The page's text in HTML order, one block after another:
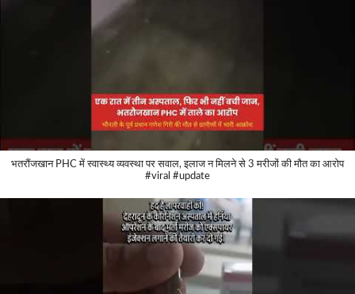
भतरौंजखान PHC में स्वास्थ्य व्यवस्था पर सवाल, इलाज न मिलने से 3 मरीजों की मौत का आरोप
#viral #update